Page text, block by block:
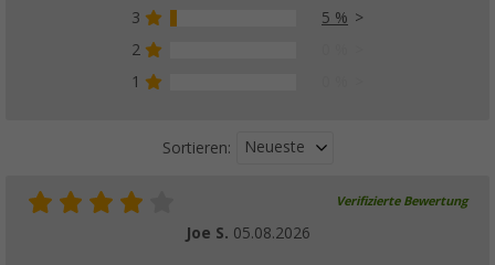
3
5 %
2
1
Sortieren: Neueste
Verifizierte Bewertung
Joe S. 05.08.2026